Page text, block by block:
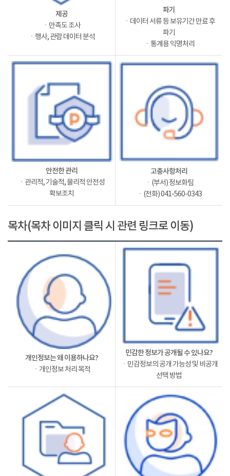
제공
ㆍ만족도 조사
ㆍ행사, 관람 데이터 분석
파기
ㆍ데이터 서류 등 보유기간 만료 후
파기
ㆍ통계용 익명처리
안전한 관리
ㆍ관리적, 기술적, 물리적 안전성
확보조치
고충사항처리
ㆍ(부서) 정보화팀
ㆍ(전화) 041-560-0343
목차(목차 이미지 클릭 시 관련 링크로 이동)
개인정보는 왜 이용하나요?
ㆍ개인정보 처리 목적
민감한 정보가 공개될 수 있나요?
ㆍ민감정보의 공개 가능성 및 비공개
선택 방법